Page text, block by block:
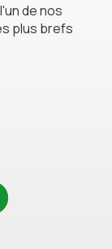
de nos
plus brefs